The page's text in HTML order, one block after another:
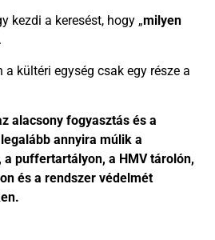
kezdi a keresést, hogy „milyen
kültéri egység csak egy része a
alacsony fogyasztás és a
annyira múlik a
puffertartályon, a HMV tárolón,
és a rendszer védelmét